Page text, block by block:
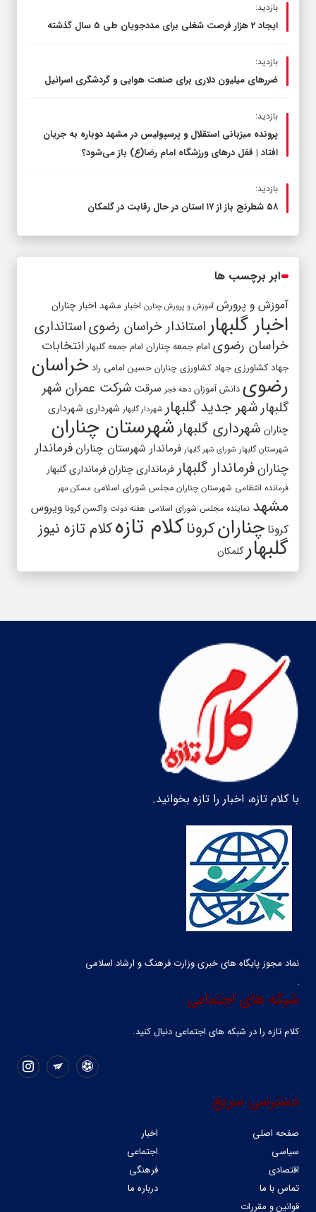
بازدید:
ایجاد 2 هزار فرصت شغلی برای مددجویان طی ۵ سال گذشته
بازدید:
ضررهای میلیون دلاری برای صنعت هوایی و گردشگری اسرائیل
بازدید:
پرونده میزبانی استقلال و پرسپولیس در مشهد دوباره به جریان
افتاد | قفل در‌های ورزشگاه امام رضا(ع) باز می‌شود؟
بازدید:
۵۸ شطرنج‌ باز از ۱۷ استان در حال رقابت در گلمکان
ابر برچسب ها
آموزش و پرورش آموزش و پرورش چنارن اخبار مشهد اخبار چناران
اخبار گلبهار استاندار خراسان رضویاستانداری
خراسان رضوی امام جمعه چناران امام جمعه گلبهار انتخابات
جهاد کشاورزی جهاد کشاورزی چناران حسین امامی راد خراسان
رضوی دانش آموزان دهه فجر سرقت شرکت عمران شهر
گلبهارشهر جدید گلبهار شهردار گلبهار شهرداری شهرداری
چناران شهرداری گلبهار شهرستان چناران
شهرستان گلبهار شورای شهر گلبهار فرماندار شهرستان چناران فرماندار
چنارانفرماندار گلبهار فرمانداری چنارانفرمانداری گلبهار
فرمانده انتظامی شهرستان چناران مجلس شورای اسلامی مسکن مهر
مشهد نماینده مجلس شورای اسلامی هفته دولت واکسن کرونا ویروس
کرونا چنارانکروناکلام تازهکلام تازه نیوز
گلبهارگلمکان
با کلام تازه، اخبار را تازه بخوانید.
نماد مجوز پایگاه های خبری وزارت فرهنگ و ارشاد اسلامی
شبکه های اجتماعی
کلام تازه را در شبکه ‌های اجتماعی دنبال کنید.
دسترسی سریع
صفحه اصلی
اخبار
سیاسی
اجتماعی
اقتصادی
فرهنگی
تماس با ما
درباره ما
قوانین و مقررات